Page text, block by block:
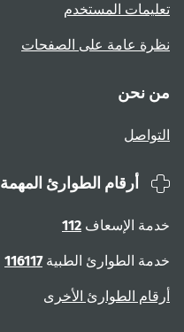
تعليمات المستخدم
نظرة عامة على الصفحات
من نحن
التواصل
أرقام الطوارئ المهمة
خدمة الإسعاف 112
خدمة الطوارئ الطبية116117
أرقام الطوارئ الأخرى